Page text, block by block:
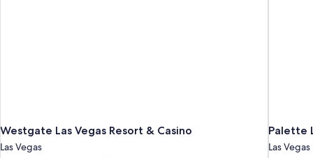
Westgate Las Vegas Resort & Casino
Las Vegas
Palette
Las Vegas